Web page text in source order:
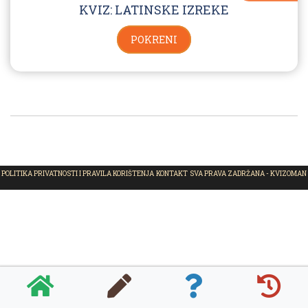
KVIZ: LATINSKE IZREKE
POKRENI
POLITIKA PRIVATNOSTI I PRAVILA KORIŠTENJA KONTAKT SVA PRAVA ZADRŽANA - KVIZOMAN